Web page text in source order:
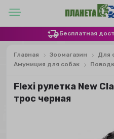
Бесплатная
Главная Зоомагазин
Для
Амуниция для собак
Flexi рулетка New
трос черная